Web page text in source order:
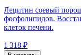
Лецитин соевый
фосфолипидов.
клеток печени.
1 318 ₽